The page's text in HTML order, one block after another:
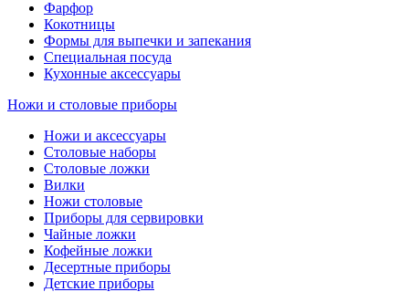
Фарфор
Кокотницы
Формы для выпечки и запекания
Специальная посуда
Кухонные аксессуары
Ножи и столовые приборы
Ножи и аксессуары
Столовые наборы
Столовые ложки
Вилки
Ножи столовые
Приборы для сервировки
Чайные ложки
Кофейные ложки
Десертные приборы
Детские приборы